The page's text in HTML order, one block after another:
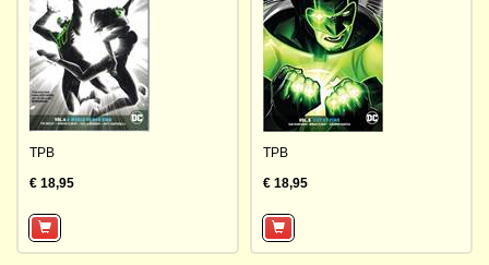
TPB
€ 18,95
TPB
€ 18,95